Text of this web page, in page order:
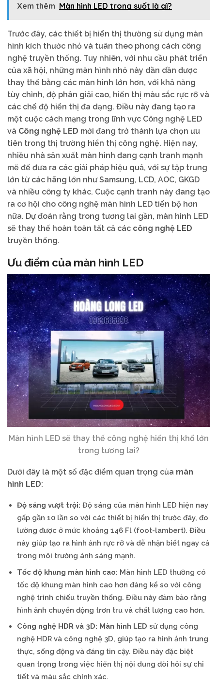
Xem thêm Màn hình LED trong suốt là gì?
Trước đây, các thiết bị hiển thị thường sử dụng màn
hình kích thước nhỏ và tuân theo phong cách công
nghệ truyền thống. Tuy nhiên, với nhu cầu phát triển
của xã hội, những màn hình nhỏ này dần dần được
thay thế bằng các màn hình lớn hơn, với khả năng
tùy chỉnh, độ phân giải cao, hiển thị màu sắc rực rỡ và
các chế độ hiển thị đa dạng. Điều này đang tạo ra
một cuộc cách mạng trong lĩnh vực Công nghệ LED
và Công nghệ LED mới đang trở thành lựa chọn ưu
tiên trong thị trường hiển thị công nghệ. Hiện nay,
nhiều nhà sản xuất màn hình đang cạnh tranh mạnh
mẽ để đưa ra các giải pháp hiệu quả, với sự tập trung
lớn từ các hãng lớn như Samsung, LCD, AOC, GKGD
và nhiều công ty khác. Cuộc cạnh tranh này đang tạo
ra cơ hội cho công nghệ màn hình LED tiến bộ hơn
nữa. Dự đoán rằng trong tương lai gần, màn hình LED
sẽ thay thế hoàn toàn tất cả các công nghệ LED
truyền thống.
Ưu điểm của màn hình LED
Màn hình LED sẽ thay thế công nghệ hiển thị khổ lớn
trong tương lai?
Dưới đây là một số đặc điểm quan trọng của màn
hình LED:
Độ sáng vượt trội: Độ sáng của màn hình LED hiện nay
gấp gần 10 lần so với các thiết bị hiển thị trước đây, đo
lường được ở mức khoảng 146 Fl (foot-lambert). Điều
này giúp tạo ra hình ảnh rực rỡ và dễ nhận biết ngay cả
trong môi trường ánh sáng mạnh.
Tốc độ khung màn hình cao: Màn hình LED thường có
tốc độ khung màn hình cao hơn đáng kể so với công
nghệ trình chiếu truyền thống. Điều này đảm bảo rằng
hình ảnh chuyển động trơn tru và chất lượng cao hơn.
Công nghệ HDR và 3D: Màn hình LED sử dụng công
nghệ HDR và công nghệ 3D, giúp tạo ra hình ảnh trung
thực, sống động và đáng tin cậy. Điều này đặc biệt
quan trọng trong việc hiển thị nội dung đòi hỏi sự chi
tiết và màu sắc chính xác.